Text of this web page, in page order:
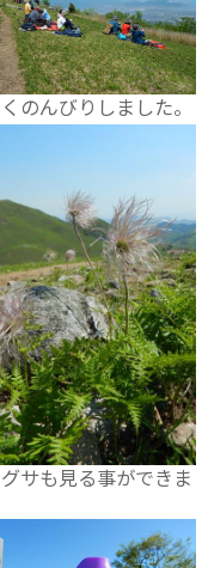
のんびりしました。
サも見る事ができま